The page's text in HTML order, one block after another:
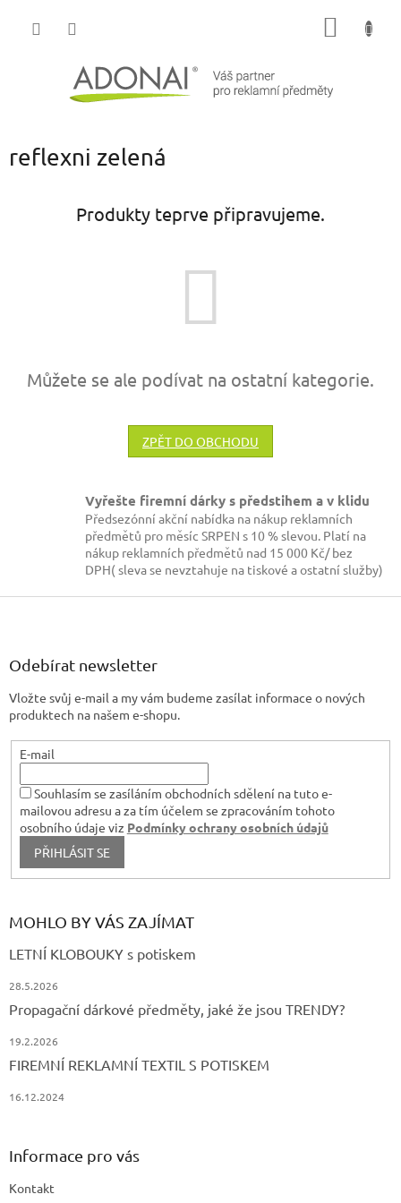
reflexni zelená
Produkty teprve připravujeme.
Můžete se ale podívat na ostatní kategorie.
ZPĚT DO OBCHODU
Vyřešte firemní dárky s předstihem a v klidu
Předsezónní akční nabídka na nákup reklamních
předmětů pro měsíc SRPEN s 10 % slevou. Platí na
nákup reklamních předmětů nad 15 000 Kč/ bez
DPH( sleva se nevztahuje na tiskové a ostatní služby)
Odebírat newsletter
Vložte svůj e-mail a my vám budeme zasílat informace o nových
produktech na našem e-shopu.
E-mail
Souhlasím se zasíláním obchodních sdělení na tuto e-
mailovou adresu a za tím účelem se zpracováním tohoto
osobního údaje viz Podmínky ochrany osobních údajů
PŘIHLÁSIT SE
MOHLO BY VÁS ZAJÍMAT
LETNÍ KLOBOUKY s potiskem
28.5.2026
Propagační dárkové předměty, jaké že jsou TRENDY?
19.2.2026
FIREMNÍ REKLAMNÍ TEXTIL S POTISKEM
16.12.2024
Informace pro vás
Kontakt